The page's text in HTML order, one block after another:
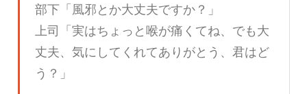
部下「風邪とか大丈夫ですか？」
上司「実はちょっと喉が痛くてね、でも大
丈夫、気にしてくれてありがとう、君はど
う？」